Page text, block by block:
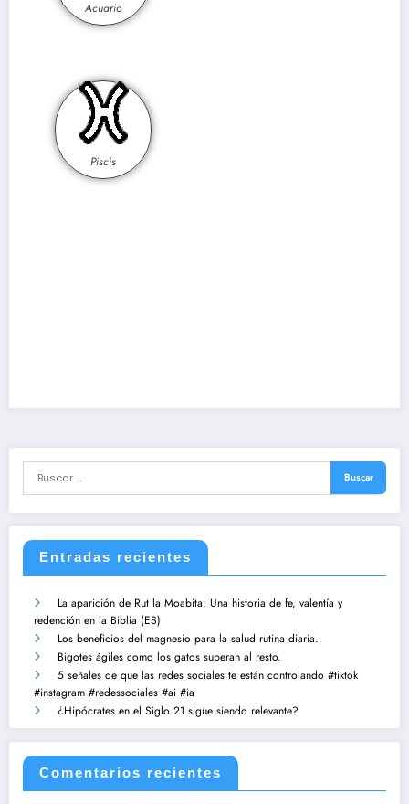
Acuario
Piscis
Entradas recientes
La aparición de Rut la Moabita: Una historia de fe, valentía y
redención en la Biblia (ES)
Los beneficios del magnesio para la salud rutina diaria.
Bigotes ágiles como los gatos superan al resto.
5 señales de que las redes sociales te están controlando #tiktok
#instagram #redessociales #ai #ia
¿Hipócrates en el Siglo 21 sigue siendo relevante?
Comentarios recientes